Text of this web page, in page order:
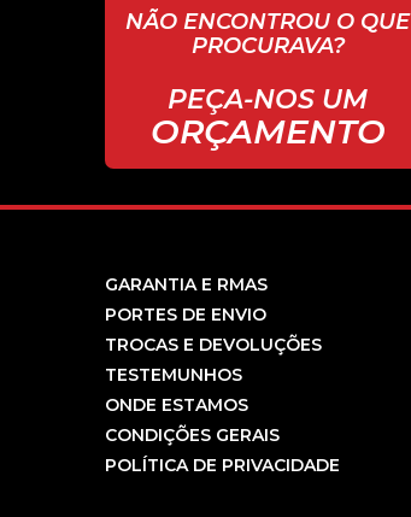
NÃO ENCONTROU O QUE
PROCURAVA?
PEÇA-NOS UM
ORÇAMENTO
GARANTIA E RMAS
PORTES DE ENVIO
TROCAS E DEVOLUÇÕES
TESTEMUNHOS
ONDE ESTAMOS
CONDIÇÕES GERAIS
POLÍTICA DE PRIVACIDADE